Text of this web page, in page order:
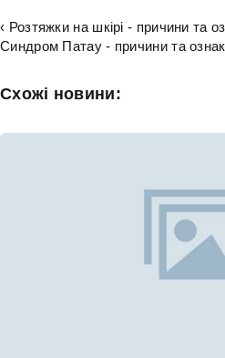
‹ Розтяжки на шкірі - причини та
Синдром Патау - причини та
Схожі новини: